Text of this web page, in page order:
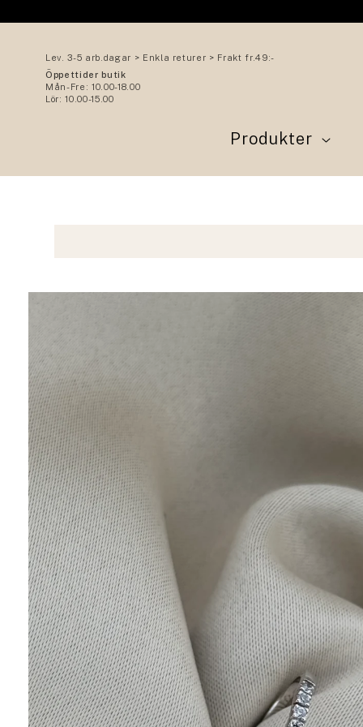
till
Lev. 3-5 arb.dagar > Enkla returer > Frakt fr.49:-
Öppettider butik
Mån-Fre: 10.00-18.00
Lör: 10.00-15.00
Produkter